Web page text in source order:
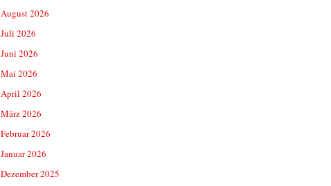
August 2026
Juli 2026
Juni 2026
Mai 2026
April 2026
März 2026
Februar 2026
Januar 2026
Dezember 2025